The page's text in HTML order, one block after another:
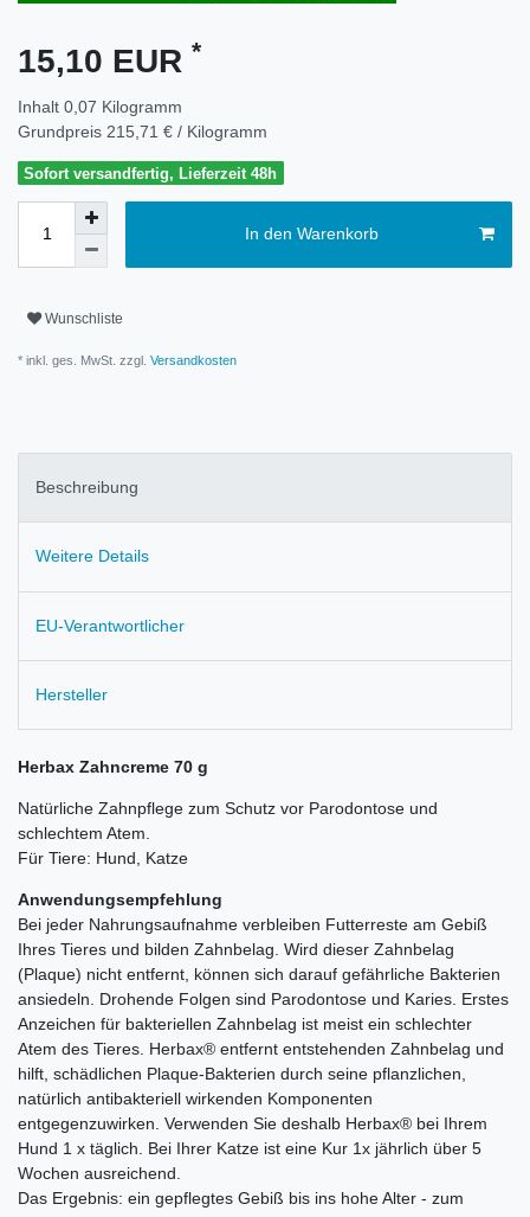
15,10 EUR *
Inhalt 0,07 Kilogramm
Grundpreis 215,71 € / Kilogramm
Sofort versandfertig, Lieferzeit 48h
In den Warenkorb
Wunschliste
* inkl. ges. MwSt. zzgl. Versandkosten
Beschreibung
Weitere Details
EU-Verantwortlicher
Hersteller
Herbax Zahncreme 70 g
Natürliche Zahnpflege zum Schutz vor Parodontose und
schlechtem Atem.
Für Tiere: Hund, Katze
Anwendungsempfehlung
Bei jeder Nahrungsaufnahme verbleiben Futterreste am Gebiß
Ihres Tieres und bilden Zahnbelag. Wird dieser Zahnbelag
(Plaque) nicht entfernt, können sich darauf gefährliche Bakterien
ansiedeln. Drohende Folgen sind Parodontose und Karies. Erstes
Anzeichen für bakteriellen Zahnbelag ist meist ein schlechter
Atem des Tieres. Herbax® entfernt entstehenden Zahnbelag und
hilft, schädlichen Plaque-Bakterien durch seine pflanzlichen,
natürlich antibakteriell wirkenden Komponenten
entgegenzuwirken. Verwenden Sie deshalb Herbax® bei Ihrem
Hund 1 x täglich. Bei Ihrer Katze ist eine Kur 1x jährlich über 5
Wochen ausreichend.
Das Ergebnis: ein gepflegtes Gebiß bis ins hohe Alter - zum